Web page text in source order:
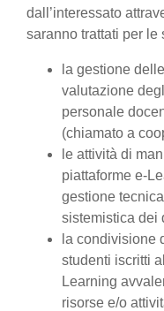
dall’interessato
saranno trattati per le
la gestione
valutazione
personale
(chiamato a
le attività di
piattaforme e-
gestione
sistemistica dei
la condivisione
studenti iscritti
Learning
risorse e/o